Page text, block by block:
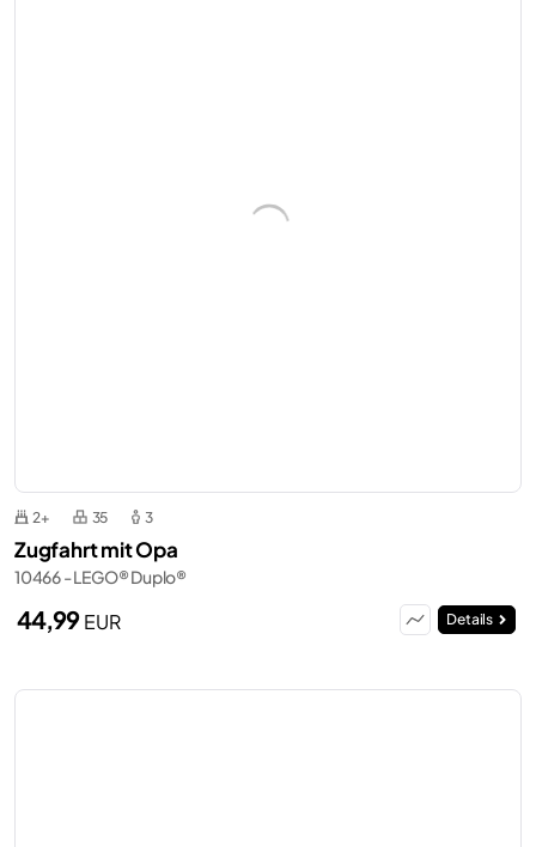
2+ 35 3
Zugfahrt mit Opa
10466 - LEGO® Duplo®
44,99EUR Details